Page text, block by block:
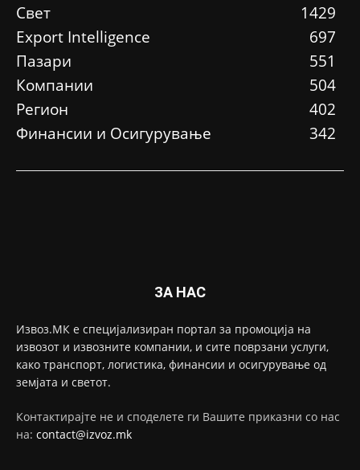
Свет
1429
Еxport Intelligence
697
Пазари
551
Компании
504
Регион
402
Финансии и Осигурување
342
ЗА НАС
Извоз.МК е специјализиран портал за промоција на
извозот и извозните компании, и сите поврзани услуги,
како транспорт, логистика, финансии и осигурување од
земјата и светот.
Контактирајте не и споделете ги Вашите приказни со нас
на: contact@izvoz.mk